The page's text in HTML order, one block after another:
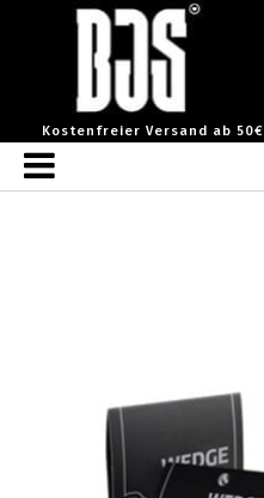
Kostenfreier Versand ab 50€